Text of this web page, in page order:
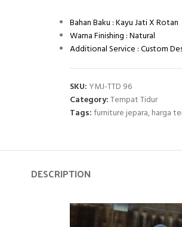
Bahan Baku : Kayu Jati X Rotan
Warna Finishing : Natural
Additional Service : Custom
SKU: YMJ-TTD 96
Category:Tempat Tidur
Tags:furniture jepara,harga
DESCRIPTION